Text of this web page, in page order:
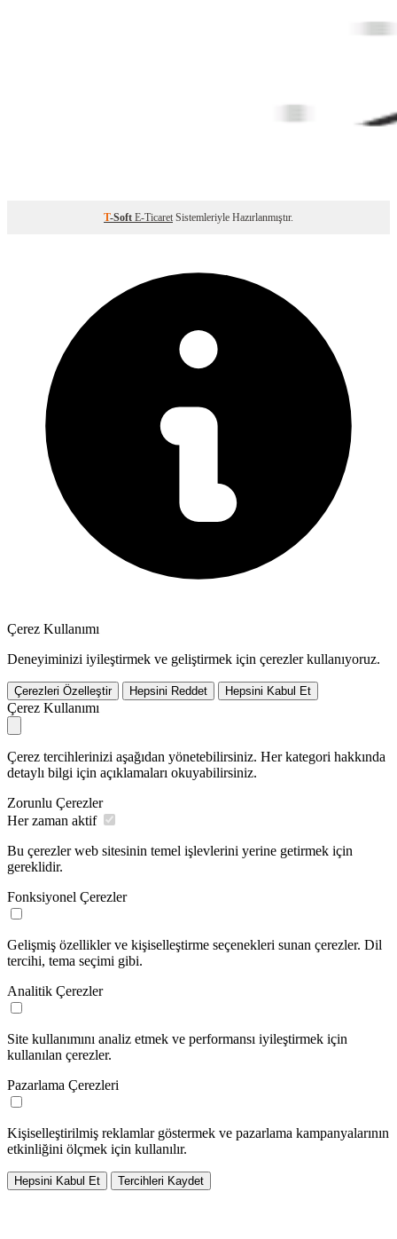
T-Soft E-Ticaret Sistemleriyle Hazırlanmıştır.
Çerez Kullanımı
Deneyiminizi iyileştirmek ve geliştirmek için çerezler kullanıyoruz.
Çerezleri Özelleştir Hepsini Reddet Hepsini Kabul Et
Çerez Kullanımı
Çerez tercihlerinizi aşağıdan yönetebilirsiniz. Her kategori hakkında
detaylı bilgi için açıklamaları okuyabilirsiniz.
Zorunlu Çerezler
Her zaman aktif
Bu çerezler web sitesinin temel işlevlerini yerine getirmek için
gereklidir.
Fonksiyonel Çerezler
Gelişmiş özellikler ve kişiselleştirme seçenekleri sunan çerezler. Dil
tercihi, tema seçimi gibi.
Analitik Çerezler
Site kullanımını analiz etmek ve performansı iyileştirmek için
kullanılan çerezler.
Pazarlama Çerezleri
Kişiselleştirilmiş reklamlar göstermek ve pazarlama kampanyalarının
etkinliğini ölçmek için kullanılır.
Hepsini Kabul Et Tercihleri Kaydet